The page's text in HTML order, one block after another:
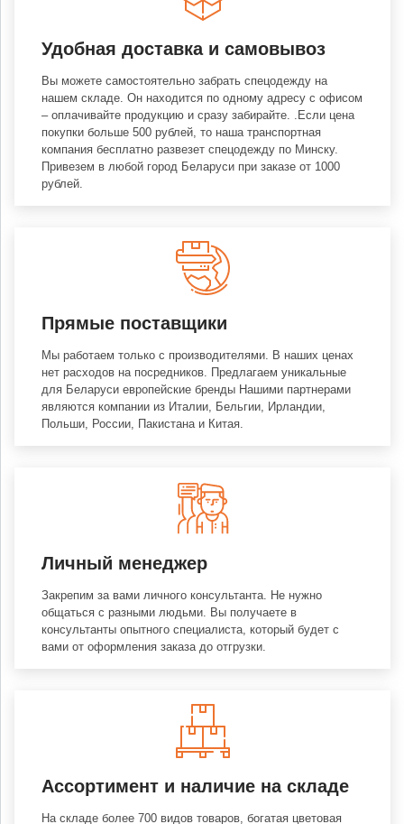
Удобная доставка и самовывоз
Вы можете самостоятельно забрать спецодежду на
нашем складе. Он находится по одному адресу с офисом
– оплачивайте продукцию и сразу забирайте. .Если цена
покупки больше 500 рублей, то наша транспортная
компания бесплатно развезет спецодежду по Минску.
Привезем в любой город Беларуси при заказе от 1000
рублей.
Прямые поставщики
Мы работаем только с производителями. В наших ценах
нет расходов на посредников. Предлагаем уникальные
для Беларуси европейские бренды Нашими партнерами
являются компании из Италии, Бельгии, Ирландии,
Польши, России, Пакистана и Китая.
Личный менеджер
Закрепим за вами личного консультанта. Не нужно
общаться с разными людьми. Вы получаете в
консультанты опытного специалиста, который будет с
вами от оформления заказа до отгрузки.
Ассортимент и наличие на складе
На складе более 700 видов товаров, богатая цветовая